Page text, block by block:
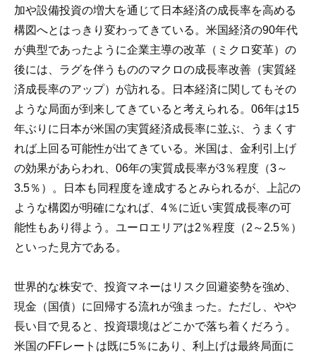
加や設備投資の増大を通じて日本経済の成長率を高める
構図へとはっきり変わってきている。米国経済の90年代
が典型であったように企業主導の改革（ミクロ変革）の
後には、ラグを伴うもののマクロの成長率改善（実質経
済成長率のアップ）が訪れる。日本経済に関してもその
ような局面が到来してきていると考えられる。06年は15
年ぶりに日本が米国の実質経済成長率に並ぶ、うまくす
れば上回る可能性が出てきている。米国は、金利引上げ
の効果があらわれ、06年の実質成長率が3％程度（3～
3.5％）。日本も同程度を達成するとみられるが、上記の
ような構図が明確になれば、4％に近い実質成長率の可
能性もあり得よう。ユーロエリアは2％程度（2～2.5％）
といった見方である。
世界的な株安で、投資マネーはリスク回避姿勢を強め、
現金（国債）に回帰する流れが強まった。ただし、やや
長い目で見ると、投資環境はどこかで落ち着くだろう。
米国のFFレートは既に5％にあり、利上げは最終局面に